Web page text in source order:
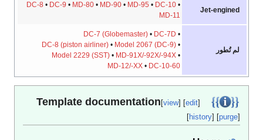
Jet-engined
DC-8 • DC-9 • MD-80• MD-90• MD-95 • DC-10•
MD-11
لم تُطور
DC-7 (Globemaster)• DC-7D •
DC-8 (piston airliner)• Model 2067 (DC-9)•
Model 2229 (SST)• MD-91X/-92X/-94X•
MD-12/-XX• DC-10-60
[view] [edit]
[history] [purge]